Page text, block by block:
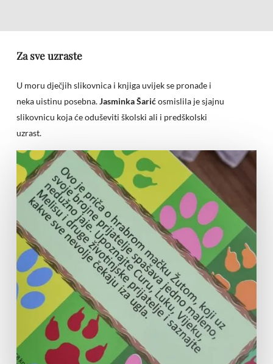
Za sve uzraste
U moru dječjih slikovnica i knjiga uvijek se pronađe i
neka uistinu posebna.Jasminka Šarićosmislila je sjajnu
slikovnicu koja će oduševiti školski ali i predškolski
uzrast.